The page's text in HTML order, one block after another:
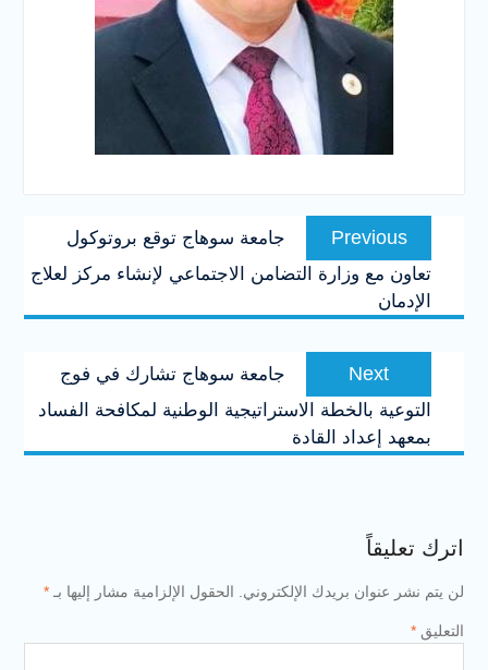
تصفّح
المقالاتPrevious
Previous
post:
جامعة سوهاج توقع بروتوكول
تعاون مع وزارة التضامن الاجتماعي لإنشاء مركز لعلاج
الإدمان
Next
Next
post:
جامعة سوهاج تشارك في فوج
التوعية بالخطة الاستراتيجية الوطنية لمكافحة الفساد
بمعهد إعداد القادة
اترك تعليقاً
لن يتم نشر عنوان بريدك الإلكتروني. الحقول الإلزامية مشار إليها بـ *
التعليق *